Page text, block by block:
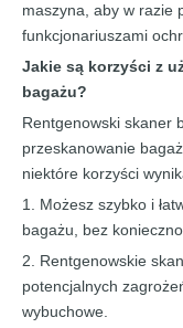
maszyna, aby w razie
funkcjonariuszami
Jakie są korzyści z
bagażu?
Rentgenowski skaner
przeskanowanie
niektóre korzyści
1. Możesz szybko i
bagażu, bez
2. Rentgenowskie
potencjalnych
wybuchowe.